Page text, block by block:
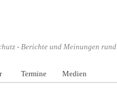
- Berichte und Meinungen
▼
Termine Medien